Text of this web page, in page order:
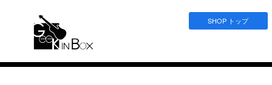
SHOP トップ